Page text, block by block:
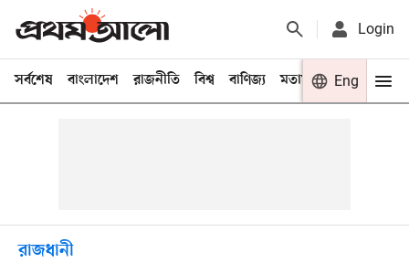
Login
সর্বশেষ বাংলাদেশ রাজনীতি বিশ্ব বাণিজ্য মতামত খেলা
Eng
রাজধানী